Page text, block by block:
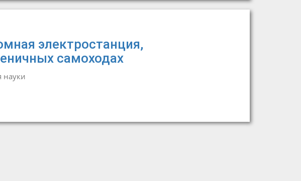
электростанция,
самоходах
науки